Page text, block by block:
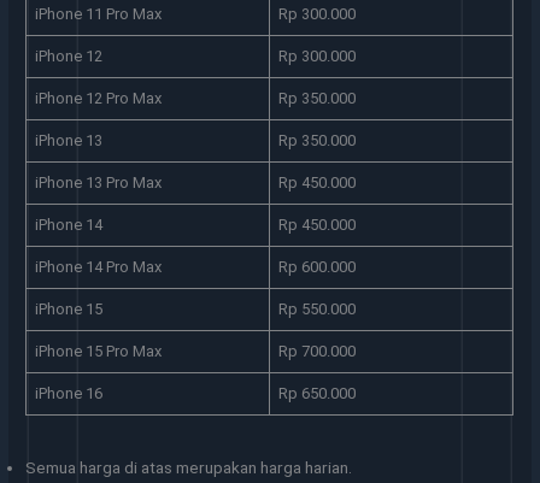
iPhone 11 Pro Max Rp 300.000
iPhone 12 Rp 300.000
iPhone 12 Pro Max Rp 350.000
iPhone 13 Rp 350.000
iPhone 13 Pro Max Rp 450.000
iPhone 14 Rp 450.000
iPhone 14 Pro Max Rp 600.000
iPhone 15 Rp 550.000
iPhone 15 Pro Max Rp 700.000
iPhone 16 Rp 650.000
Semua harga di atas merupakan harga harian.